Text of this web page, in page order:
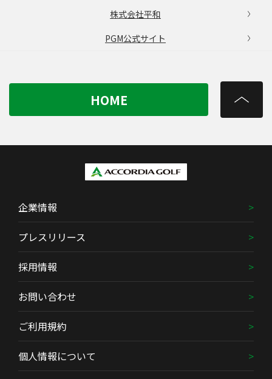
株式会社平和
PGM公式サイト
HOME
企業情報
プレスリリース
採用情報
お問い合わせ
ご利用規約
個人情報について